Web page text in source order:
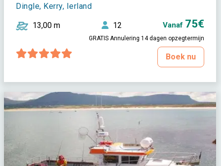
Dingle, Kerry, Ierland
13,00 m 12 Vanaf 75€
GRATIS Annulering 14 dagen opzegtermijn
Boek nu